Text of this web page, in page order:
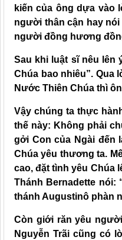
kiến của ông dựa vào
người thân cận hay
người đồng hương
Sau khi luật sĩ nêu lên
Chúa bao nhiêu”. Qua
Nước Thiên Chúa thì
Vậy chúng ta thực
thế này: Không phải
gởi Con của Ngài đến
Chúa yêu thương ta.
cao, đặt tình yêu Chúa
Thánh Bernadette nói:
thánh Augustinô phàn
Còn giới răn yêu
Nguyễn Trãi cũng có